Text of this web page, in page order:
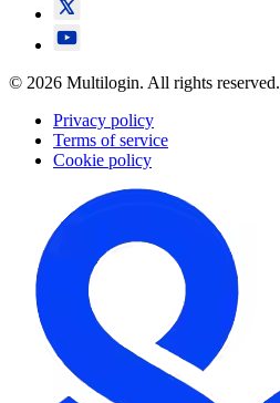
© 2026 Multilogin. All rights reserved.
Privacy policy
Terms of service
Cookie policy